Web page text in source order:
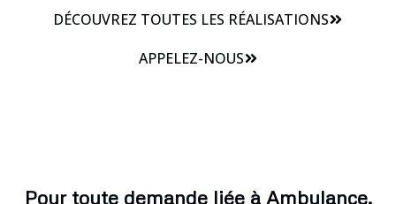
DÉCOUVREZ TOUTES LES RÉALISATIONS
APPELEZ-NOUS
Pour toute demande liée à Ambulance,